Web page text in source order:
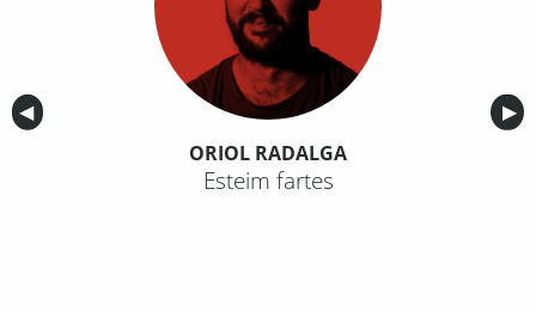
Anterior
◀︎ ▶︎
ORIOL RADALGA
Esteim fartes